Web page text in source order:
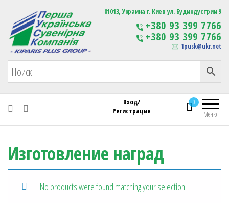
Первая Украинская Сувенирная Компания Изготовление
сувенирной продукции
с логотипом
01013, Украина г. Киев ул. Будиндустрии 9
+380 93 399 7766
+380 93 399 7766
1pusk@ukr.net
Меню
0
Вход/
Регистрация
Изготовление наград
No products were found matching your selection.